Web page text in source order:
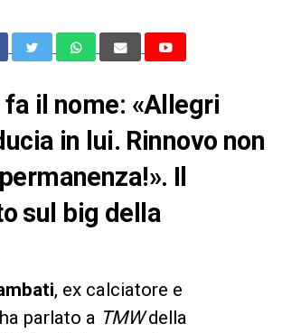
il nome: «Allegri
in lui. Rinnovo non
Il
sul big della
, ex calciatore e
parlato a TMWdella